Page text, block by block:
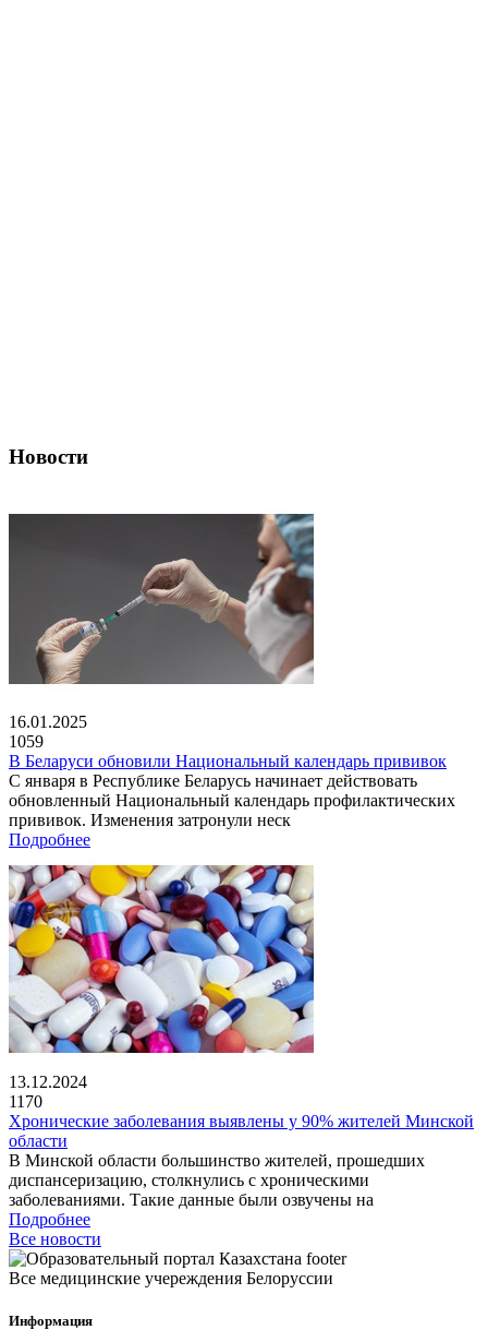
Новости
16.01.2025
1059
В Беларуси обновили Национальный календарь прививок
С января в Республике Беларусь начинает действовать
обновленный Национальный календарь профилактических
прививок. Изменения затронули неск
Подробнее
13.12.2024
1170
Хронические заболевания выявлены у 90% жителей Минской
области
В Минской области большинство жителей, прошедших
диспансеризацию, столкнулись с хроническими
заболеваниями. Такие данные были озвучены на
Подробнее
Все новости
Все медицинские учереждения Белоруссии
Информация